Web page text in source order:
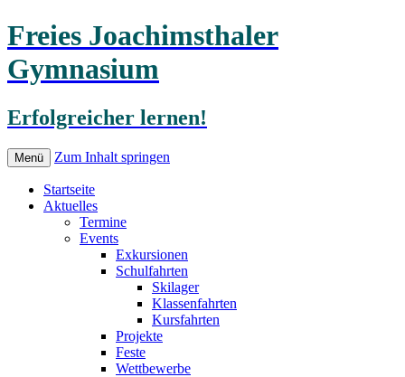
Freies Joachimsthaler
Gymnasium
Erfolgreicher lernen!
Menü Zum Inhalt springen
Startseite
Aktuelles
Termine
Events
Exkursionen
Schulfahrten
Skilager
Klassenfahrten
Kursfahrten
Projekte
Feste
Wettbewerbe